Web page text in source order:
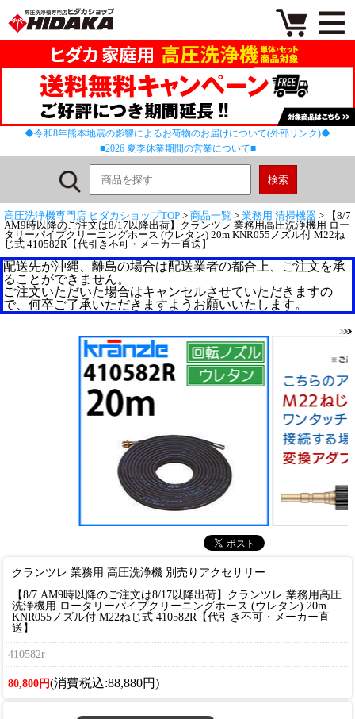
◆令和8年熊本地震の影響によるお荷物のお届けについて(外部リンク)◆
■2026 夏季休業期間の営業について■
高圧洗浄機専門店 ヒダカショップTOP > 商品一覧 > 業務用 清掃機器 > 【8/7
AM9時以降のご注文は8/17以降出荷】クランツレ 業務用高圧洗浄機用 ロー
タリーパイプクリーニングホース (ウレタン) 20m KNR055ノズル付 M22ね
じ式 410582R【代引き不可・メーカー直送】
配送先が沖縄、離島の場合は配送業者の都合上、ご注文を承
ることができません。
ご注文いただいた場合はキャンセルさせていただきますの
で、何卒ご了承いただきますようお願いいたします。
クランツレ 業務用 高圧洗浄機 別売りアクセサリー
【8/7 AM9時以降のご注文は8/17以降出荷】クランツレ 業務用高圧
洗浄機用 ロータリーパイプクリーニングホース (ウレタン) 20m
KNR055ノズル付 M22ねじ式 410582R【代引き不可・メーカー直
送】
410582r
80,800円(消費税込:88,880円)